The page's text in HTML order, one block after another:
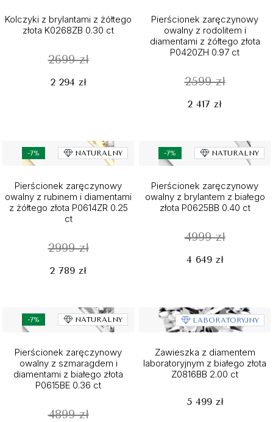
Kolczyki z brylantami z żółtego
złota K0268ZB 0.30 ct
2699 zł
2 294 zł
Pierścionek zaręczynowy
owalny z rodolitem i
diamentami z żółtego złota
P0420ZH 0.97 ct
2599 zł
2 417 zł
-7% NATURALNY
Pierścionek zaręczynowy
owalny z rubinem i diamentami
z żółtego złota P0614ZR 0.25
ct
2999 zł
2 789 zł
-7% NATURALNY
Pierścionek zaręczynowy
owalny z brylantem z białego
złota P0625BB 0.40 ct
4999 zł
4 649 zł
-7% NATURALNY
Pierścionek zaręczynowy
owalny z szmaragdem i
diamentami z białego złota
P0615BE 0.36 ct
4899 zł
LABORATORYJNY
Zawieszka z diamentem
laboratoryjnym z białego złota
Z0816BB 2.00 ct
5 499 zł